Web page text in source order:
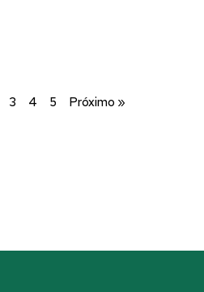
3 4 5 Próximo »